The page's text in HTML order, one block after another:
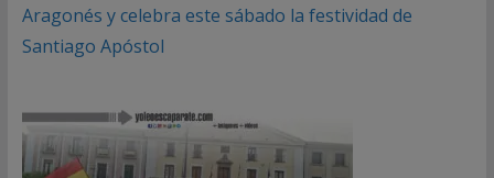
Aragonés y celebra este sábado la festividad de
Santiago Apóstol